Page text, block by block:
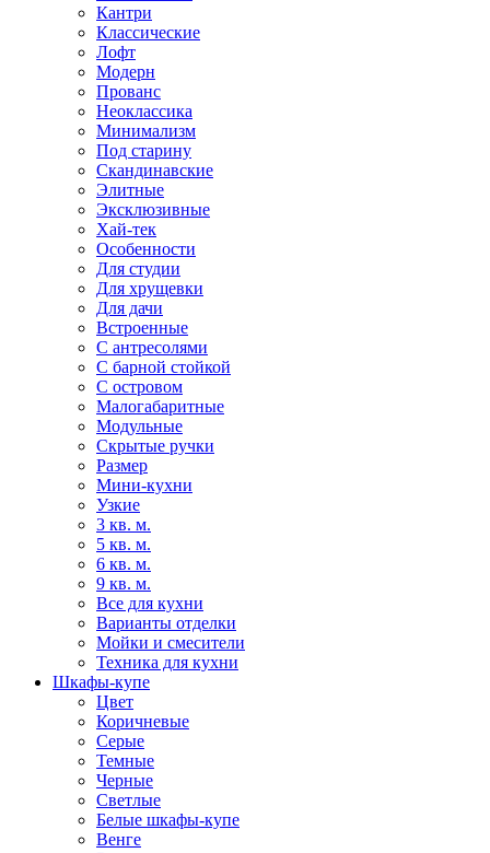
Кантри
Классические
Лофт
Модерн
Прованс
Неоклассика
Минимализм
Под старину
Скандинавские
Элитные
Эксклюзивные
Хай-тек
Особенности
Для студии
Для хрущевки
Для дачи
Встроенные
С антресолями
С барной стойкой
С островом
Малогабаритные
Модульные
Скрытые ручки
Размер
Мини-кухни
Узкие
3 кв. м.
5 кв. м.
6 кв. м.
9 кв. м.
Все для кухни
Варианты отделки
Мойки и смесители
Техника для кухни
Шкафы-купе
Цвет
Коричневые
Серые
Темные
Черные
Светлые
Белые шкафы-купе
Венге